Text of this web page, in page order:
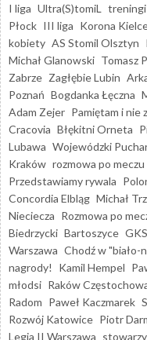
I liga Ultra(S)tomiL treningi
Płock III liga Korona
kobiety AS Stomil Olsztyn
Michał Glanowski Tomasz
Zabrze Zagłębie Lubin
Poznań Bogdanka Łęczna
Adam Zejer Pamiętam i nie
Cracovia Błękitni Orneta
Lubawa Wojewódzki
Kraków rozmowa po meczu
Przedstawiamy rywala
Concordia Elbląg Michał
Nieciecza Rozmowa po
Biedrzycki Bartoszyce
Warszawa Chodź w "biało-
nagrody!
Kamil Hempel
młodsi Raków
Radom Paweł Kaczmarek
Rozwój Katowice Piotr
Legia II Warszawa